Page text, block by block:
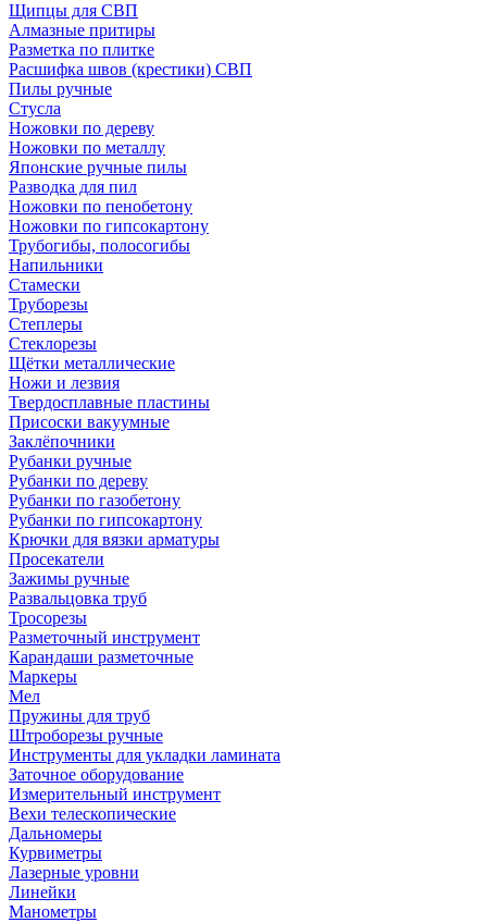
Щипцы для СВП
Алмазные притиры
Разметка по плитке
Расшифка швов (крестики) СВП
Пилы ручные
Стусла
Ножовки по дереву
Ножовки по металлу
Японские ручные пилы
Разводка для пил
Ножовки по пенобетону
Ножовки по гипсокартону
Трубогибы, полосогибы
Напильники
Стамески
Труборезы
Степлеры
Стеклорезы
Щётки металлические
Ножи и лезвия
Твердосплавные пластины
Присоски вакуумные
Заклёпочники
Рубанки ручные
Рубанки по дереву
Рубанки по газобетону
Рубанки по гипсокартону
Крючки для вязки арматуры
Просекатели
Зажимы ручные
Развальцовка труб
Тросорезы
Разметочный инструмент
Карандаши разметочные
Маркеры
Мел
Пружины для труб
Штроборезы ручные
Инструменты для укладки ламината
Заточное оборудование
Измерительный инструмент
Вехи телескопические
Дальномеры
Курвиметры
Лазерные уровни
Линейки
Манометры